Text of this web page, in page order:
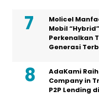
Molicel
Mobil
Perkenalkan
Generasi
AdaKami
Company in
P2P Lending